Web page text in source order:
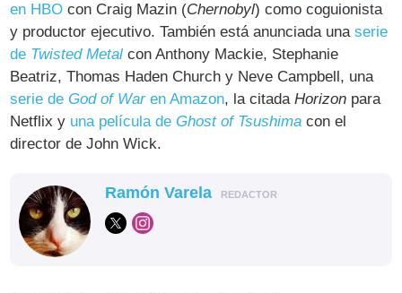
en HBO con Craig Mazin (Chernobyl) como coguionista
y productor ejecutivo. También está anunciada unaserie
de Twisted Metal con Anthony Mackie, Stephanie
Beatriz, Thomas Haden Church y Neve Campbell, una
serie deGod of Waren Amazon, la citadaHorizon para
Netflix y una película deGhost of Tsushima con el
director de John Wick.
Ramón Varela REDACTOR